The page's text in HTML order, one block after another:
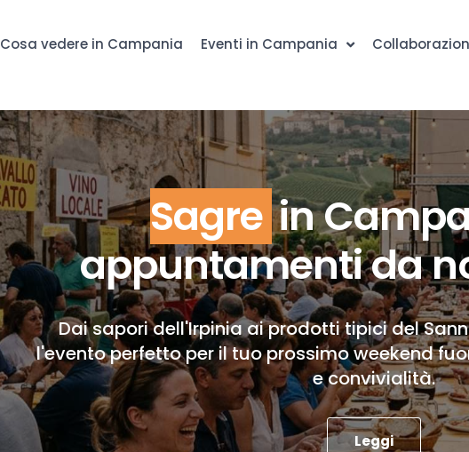
Cosa vedere in Campania Eventi in Campania
Sagre in
appuntamenti da
Dai sapori dell'Irpinia ai prodotti tipici del
l'evento perfetto per il tuo prossimo weekend
e convivialità.
Leggi